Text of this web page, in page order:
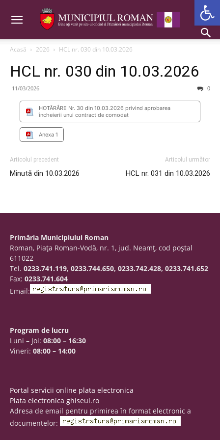
Acasă 2026 HCL nr. 030 din 10.03.2026
HCL nr. 030 din 10.03.2026
11/03/2026 0
HOTĂRÂRE Nr. 30 din 10.03.2026 privind aprobarea
încheierii unui contract de comodat
Anexa 1
Articolul precedent
Minută din 10.03.2026
Articolul următor
HCL nr. 031 din 10.03.2026
Primăria Municipiului Roman
Roman, Piaţa Roman-Vodă, nr. 1, jud. Neamţ, cod poştal
611022
Tel. 0233.741.119, 0233.744.650, 0233.742.428, 0233.741.652
Fax: 0233.741.604
Email:
Program de lucru
Luni – Joi: 08:00 – 16:30
Vineri: 08:00 – 14:00
Portal servicii online plata electronica
Plata electronica ghiseul.ro
Adresa de email pentru primirea în format electronic a
documentelor: